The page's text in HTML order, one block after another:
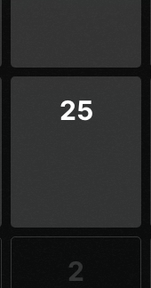
25
2